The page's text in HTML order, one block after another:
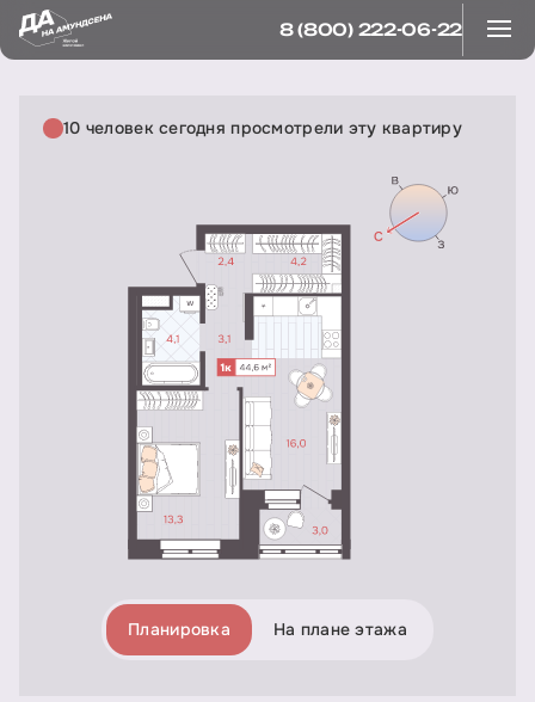
8 (800) 222-06-22
10 человек сегодня просмотрели эту квартиру
Планировка На плане этажа